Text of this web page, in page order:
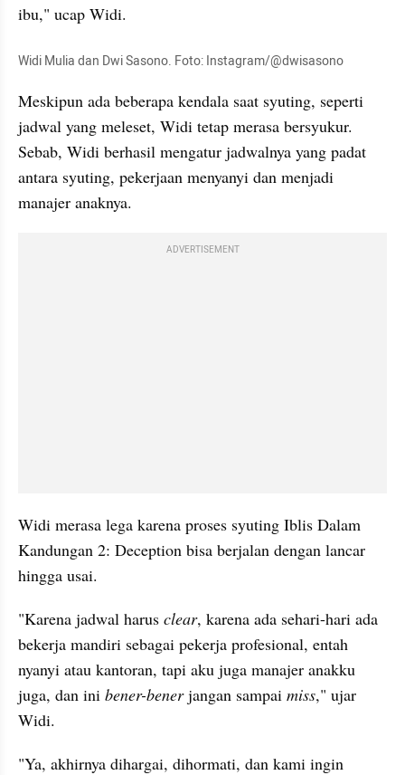
ibu," ucap Widi.
Widi Mulia dan Dwi Sasono. Foto: Instagram/@dwisasono
Meskipun ada beberapa kendala saat syuting, seperti
jadwal yang meleset, Widi tetap merasa bersyukur.
Sebab, Widi berhasil mengatur jadwalnya yang padat
antara syuting, pekerjaan menyanyi dan menjadi
manajer anaknya.
ADVERTISEMENT
Widi merasa lega karena proses syuting Iblis Dalam
Kandungan 2: Deception bisa berjalan dengan lancar
hingga usai.
"Karena jadwal harus clear, karena ada sehari-hari ada
bekerja mandiri sebagai pekerja profesional, entah
nyanyi atau kantoran, tapi aku juga manajer anakku
juga, dan ini bener-bener jangan sampai miss," ujar
Widi.
"Ya, akhirnya dihargai, dihormati, dan kami ingin